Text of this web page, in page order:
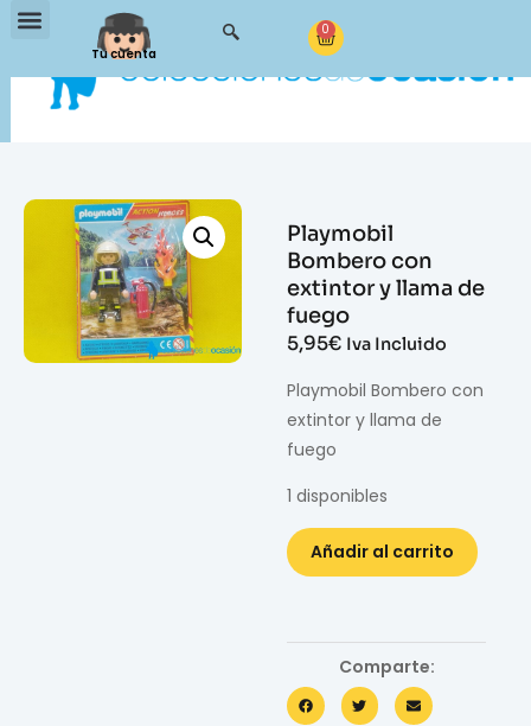
Tu cuenta
0
Playmobil
Bombero con
extintor y llama de
fuego
5,95€ Iva Incluido
Playmobil Bombero con
extintor y llama de
fuego
1 disponibles
Añadir al carrito
Comparte: